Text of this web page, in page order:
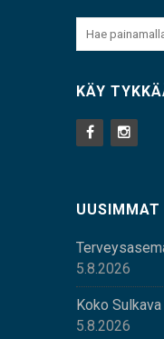
KÄY
UUSIMMAT
5.8.2026
Koko
5.8.2026